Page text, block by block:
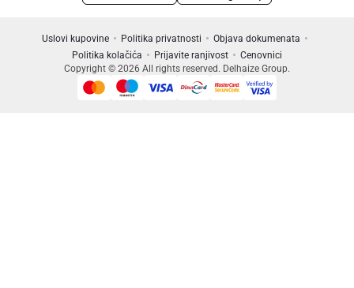
Uslovi kupovine Politika privatnosti
Objava dokumenata
Politika kolačića
Prijavite ranjivost
Cenovnici
Copyright © 2026 All rights reserved. Delhaize Group.